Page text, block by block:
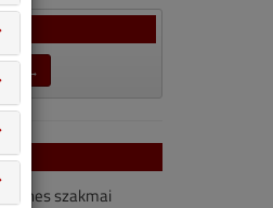
→
szakmai